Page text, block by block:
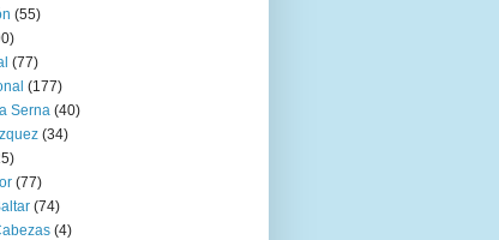
(55)
(77)
(177)
Serna (40)
(34)
(77)
(74)
(4)